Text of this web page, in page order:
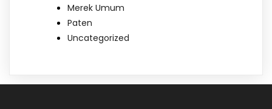
Merek Umum
Paten
Uncategorized